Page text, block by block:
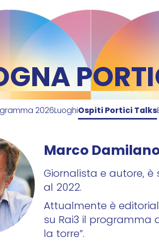
2026LuoghiOspiti Portici Talks
Marco
Giornalista e autore, è
al 2022.
Attualmente è
su Rai3 il programma
la torre”.